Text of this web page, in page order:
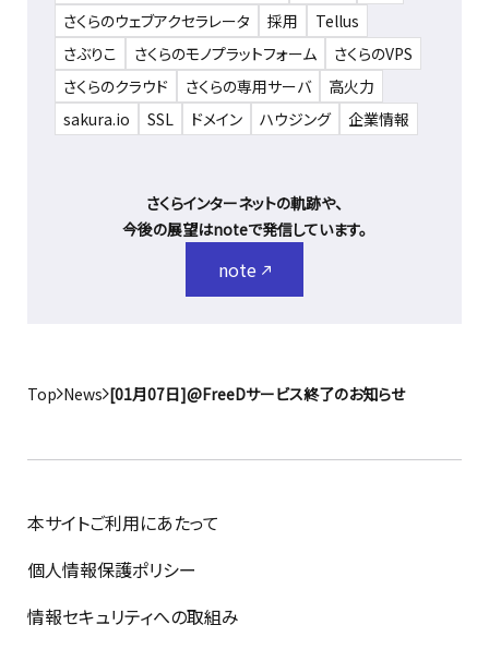
さくらのウェブアクセラレータ
採用
Tellus
さぶりこ
さくらのモノプラットフォーム
さくらのVPS
さくらのクラウド
さくらの専用サーバ
高火力
sakura.io
SSL ドメイン ハウジング 企業情報
さくらインターネットの軌跡や、
今後の展望はnoteで発信しています。
note
Top News [01月07日]@FreeDサービス終了のお知らせ
本サイトご利用にあたって
個人情報保護ポリシー
情報セキュリティへの取組み